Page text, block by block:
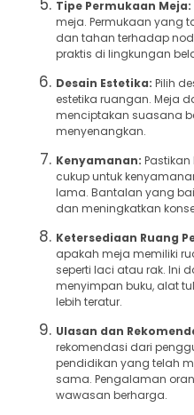
Tipe Permukaan Meja:
meja. Permukaan yang
dan tahan terhadap
praktis di lingkungan
Desain Estetika: Pilih
estetika ruangan. Meja
menciptakan suasana
menyenangkan.
Kenyamanan:
cukup untuk
lama. Bantalan yang
dan meningkatkan
Ketersediaan Ruang
apakah meja memiliki
seperti laci atau rak. Ini
menyimpan buku, alat
lebih teratur.
Ulasan dan
rekomendasi dari
pendidikan yang telah
sama. Pengalaman
wawasan berharga.